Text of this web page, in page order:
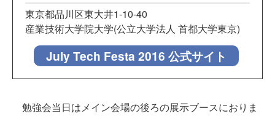
東京都品川区東大井1-10-40
産業技術大学院大学(公立大学法人 首都大学東京)
July Tech Festa 2016 公式サイト
勉強会当日はメイン会場の後ろの展示ブースにおりま